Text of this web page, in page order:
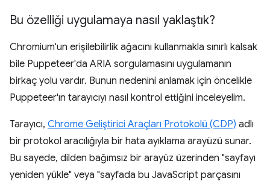
Bu özelliği uygulamaya nasıl yaklaştık?
Chromium'un erişilebilirlik ağacını kullanmakla sınırlı kalsak
bile Puppeteer'da ARIA sorgulamasını uygulamanın
birkaç yolu vardır. Bunun nedenini anlamak için öncelikle
Puppeteer'ın tarayıcıyı nasıl kontrol ettiğini inceleyelim.
Tarayıcı, Chrome Geliştirici Araçları Protokolü (CDP) adlı
bir protokol aracılığıyla bir hata ayıklama arayüzü sunar.
Bu sayede, dilden bağımsız bir arayüz üzerinden "sayfayı
yeniden yükle" veya "sayfada bu JavaScript parçasını